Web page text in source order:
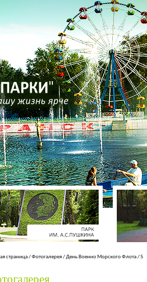
страница/Фотогалерея/День Военно Морского Флота/S